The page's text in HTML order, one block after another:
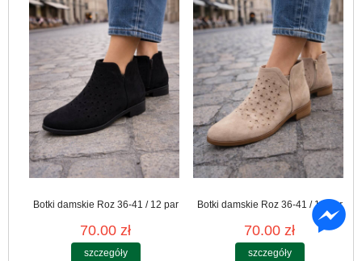
Botki damskie Roz 36-41 / 12 par
70.00 zł
szczegóły
Botki damskie Roz 36-41 / 12 par
70.00 zł
szczegóły